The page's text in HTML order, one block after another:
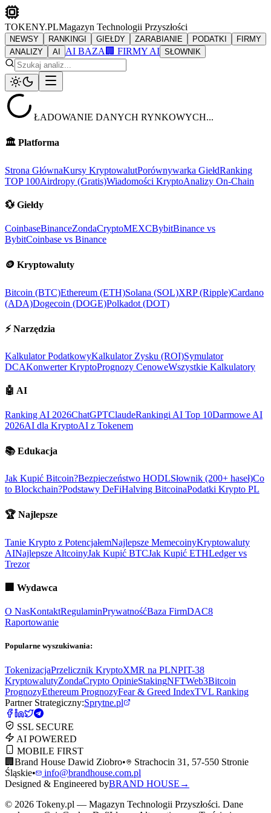
TOKENY.PLMagazyn Technologii Przyszłości
NEWSY RANKINGI GIEŁDY ZARABIANIE PODATKI
FIRMY
ANALIZY
AI AI BAZA 🏢 FIRMY AI SŁOWNIK
ŁADOWANIE DANYCH RYNKOWYCH...
🏛️ Platforma
Strona GłównaKursy KryptowalutPorównywarka GiełdRanking
TOP 100Airdropy (Gratis)Wiadomości KryptoAnalizy On-Chain
💱 Giełdy
CoinbaseBinanceZondaCryptoMEXCBybitBinance vs
BybitCoinbase vs Binance
🪙 Kryptowaluty
Bitcoin (BTC)Ethereum (ETH)Solana (SOL)XRP (Ripple)Cardano
(ADA)Dogecoin (DOGE)Polkadot (DOT)
⚡ Narzędzia
Kalkulator PodatkowyKalkulator Zysku (ROI)Symulator
DCAKonwerter KryptoPrognozy CenoweWszystkie Kalkulatory
🤖 AI
Ranking AI 2026ChatGPTClaudeRankingi AI Top 10Darmowe AI
2026AI dla KryptoAI z Tokenem
📚 Edukacja
Jak Kupić Bitcoin?Bezpieczeństwo HODLSłownik (200+ haseł)Co
to Blockchain?Podstawy DeFiHalving BitcoinaPodatki Krypto PL
🏆 Najlepsze
Tanie Krypto z PotencjałemNajlepsze MemecoinyKryptowaluty
AINajlepsze AltcoinyJak Kupić BTCJak Kupić ETHLedger vs
Trezor
🏢 Wydawca
O NasKontaktRegulaminPrywatnośćBaza FirmDAC8
Raportowanie
Popularne wyszukiwania:
TokenizacjaPrzelicznik KryptoXMR na PLNPIT-38
KryptowalutyZondaCrypto OpinieStakingNFTWeb3Bitcoin
PrognozyEthereum PrognozyFear & Greed IndexTVL Ranking
Partner Strategiczny:Sprytne.pl
SSL SECURE
AI POWERED
MOBILE FIRST
🏢 Brand House Dawid Ziobro•
Strachocin 31, 57-550 Stronie
Śląskie•
info@brandhouse.com.pl
Designed & Engineered byBRAND HOUSE →
© 2026 Tokeny.pl — Magazyn Technologii Przyszłości. Dane